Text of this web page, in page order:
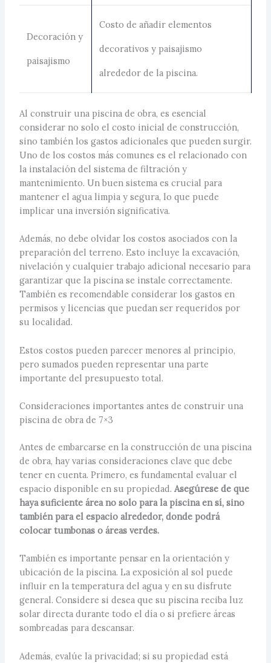
Decoración y
paisajismo
Costo de añadir elementos
decorativos y paisajismo
alrededor de la piscina.
Al construir una piscina de obra, es esencial
considerar no solo el costo inicial de construcción,
sino también los gastos adicionales que pueden surgir.
Uno de los costos más comunes es el relacionado con
la instalación del sistema de filtración y
mantenimiento. Un buen sistema es crucial para
mantener el agua limpia y segura, lo que puede
implicar una inversión significativa.
Además, no debe olvidar los costos asociados con la
preparación del terreno. Esto incluye la excavación,
nivelación y cualquier trabajo adicional necesario para
garantizar que la piscina se instale correctamente.
También es recomendable considerar los gastos en
permisos y licencias que puedan ser requeridos por
su localidad.
Estos costos pueden parecer menores al principio,
pero sumados pueden representar una parte
importante del presupuesto total.
Consideraciones importantes antes de construir una
piscina de obra de 7×3
Antes de embarcarse en la construcción de una piscina
de obra, hay varias consideraciones clave que debe
tener en cuenta. Primero, es fundamental evaluar el
espacio disponible en su propiedad. Asegúrese de que
haya suficiente área no solo para la piscina en sí, sino
también para el espacio alrededor, donde podrá
colocar tumbonas o áreas verdes.
También es importante pensar en la orientación y
ubicación de la piscina. La exposición al sol puede
influir en la temperatura del agua y en su disfrute
general. Considere si desea que su piscina reciba luz
solar directa durante todo el día o si prefiere áreas
sombreadas para descansar.
Además, evalúe la privacidad; si su propiedad está